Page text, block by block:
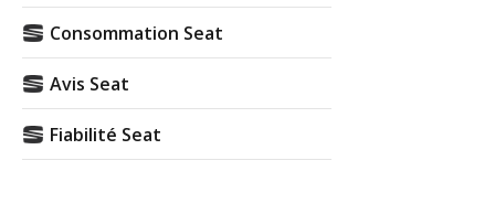
Consommation Seat
Avis Seat
Fiabilité Seat